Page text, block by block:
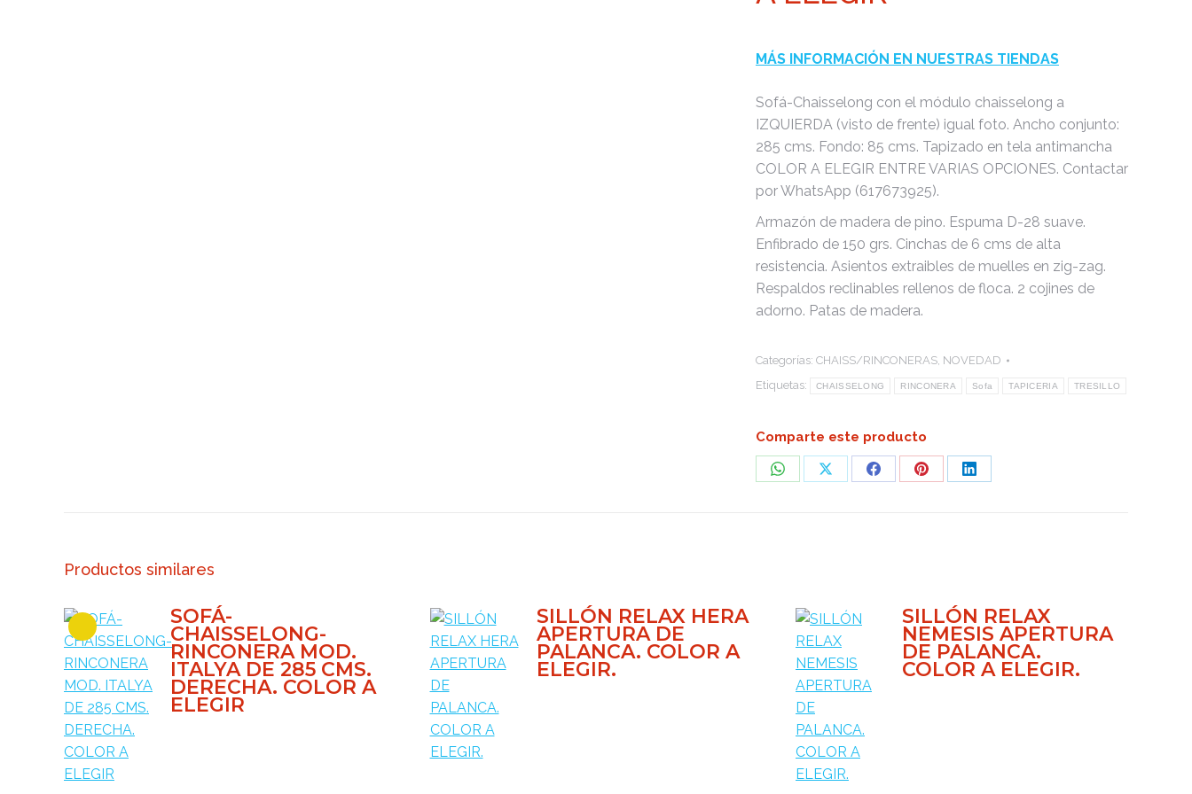
MÁS INFORMACIÓN EN NUESTRAS TIENDAS
Sofá-Chaisselong con el módulo chaisselong a
IZQUIERDA (visto de frente) igual foto. Ancho conjunto:
285 cms. Fondo: 85 cms. Tapizado en tela antimancha
COLOR A ELEGIR ENTRE VARIAS OPCIONES. Contactar
por WhatsApp (617673925).
Armazón de madera de pino. Espuma D-28 suave.
Enfibrado de 150 grs. Cinchas de 6 cms de alta
resistencia. Asientos extraibles de muelles en zig-zag.
Respaldos reclinables rellenos de floca. 2 cojines de
adorno. Patas de madera.
Categorías: CHAISS/RINCONERAS, NOVEDAD
Etiquetas:
CHAISSELONG RINCONERA Sofa TAPICERIA TRESILLO
Comparte este producto
Share
Share
Share
Share
Share
Productos similares
SOFÁ-
CHAISSELONG-
RINCONERA MOD.
ITALYA DE 285 CMS.
DERECHA. COLOR A
ELEGIR
SILLÓN RELAX HERA
APERTURA DE
PALANCA. COLOR A
ELEGIR.
SILLÓN RELAX
NEMESIS APERTURA
DE PALANCA.
COLOR A ELEGIR.